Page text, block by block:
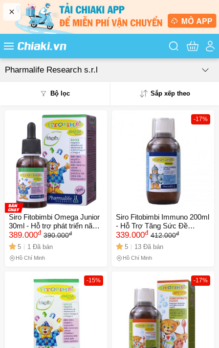
Tìm kiếm
Pharmalife Research s.r.l
Bộ lọc Sắp xếp theo
Giá từ thấp - cao
Giá từ cao - thấp
Siro Fitobimbi Omega Junior
30ml - Hỗ trợ phát triển não
bộ và thị giác cho trẻ - Dầu
Omega-3 tự nhiên an toàn
cho sức khỏe trẻ nhỏ
389.000đ 390.000đ
5 1 Đã bán
Hồ Chí Minh
-17%
Siro Fitobimbi Immuno 200ml
- Hỗ Trợ Tăng Sức Đề
Kháng, Duy Trì Hệ Miễn Dịch
Khỏe Mạnh Cho Trẻ Nhỏ,
Hương Vị Hoa Quả Tự Nhiên
339.000đ 412.000đ
5 13 Đã bán
Hồ Chí Minh
-15% -17%